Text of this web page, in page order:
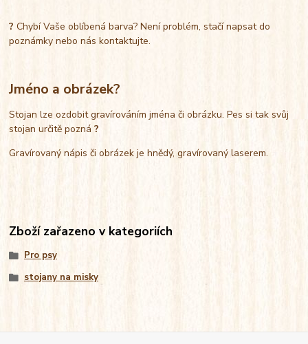
?Chybí Vaše oblíbená barva? Není problém, stačí napsat do
poznámky nebo nás kontaktujte.
Jméno a obrázek?
Stojan lze ozdobit gravírováním jména či obrázku. Pes si tak svůj
stojan určitě pozná?
Gravírovaný nápis či obrázek je hnědý, gravírovaný laserem.
Zboží zařazeno v kategoriích
Pro psy
stojany na misky